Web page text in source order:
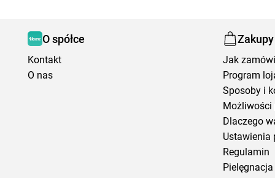
O spółce
Kontakt
O nas
Zakupy
Jak
Program
Sposoby i
Możliwości
Dlaczego
Ustawienia
Regulamin